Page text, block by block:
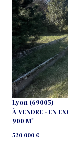
Lyon (69005)
À VENDRE - EN
900 M²
520 000 €